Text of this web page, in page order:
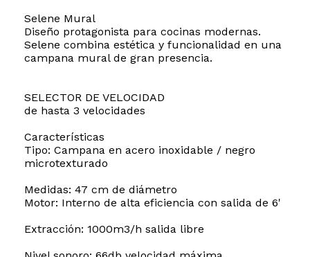
Selene Mural
Diseño protagonista para cocinas modernas.
Selene combina estética y funcionalidad en una
campana mural de gran presencia.
SELECTOR DE VELOCIDAD
de hasta 3 velocidades
Características
Tipo: Campana en acero inoxidable / negro
microtexturado
Medidas: 47 cm de diámetro
Motor: Interno de alta eficiencia con salida de 6'
Extracción: 1000m3/h salida libre